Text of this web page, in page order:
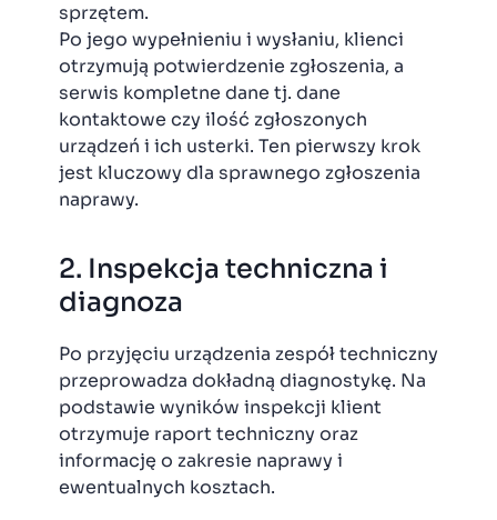
sprzętem.
Po jego wypełnieniu i wysłaniu, klienci
otrzymują potwierdzenie zgłoszenia, a
serwis kompletne dane tj. dane
kontaktowe czy ilość zgłoszonych
urządzeń i ich usterki. Ten pierwszy krok
jest kluczowy dla sprawnego zgłoszenia
naprawy.
2. Inspekcja techniczna i
diagnoza
Po przyjęciu urządzenia zespół techniczny
przeprowadza dokładną diagnostykę. Na
podstawie wyników inspekcji klient
otrzymuje raport techniczny oraz
informację o zakresie naprawy i
ewentualnych kosztach.